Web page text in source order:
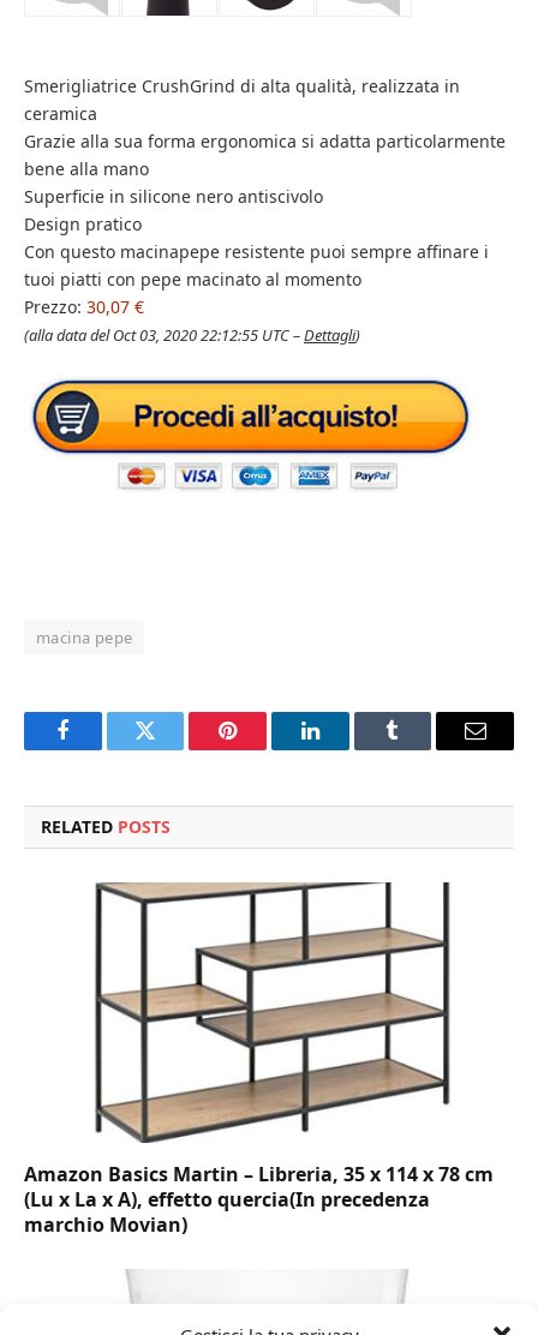
Smerigliatrice CrushGrind di alta qualità, realizzata in
ceramica
Grazie alla sua forma ergonomica si adatta particolarmente
bene alla mano
Superficie in silicone nero antiscivolo
Design pratico
Con questo macinapepe resistente puoi sempre affinare i
tuoi piatti con pepe macinato al momento
Prezzo: 30,07 €
(alla data del Oct 03, 2020 22:12:55 UTC –Dettagli)
macina pepe
FacebookTwitter Pinterest LinkedInTumblr Email
RELATED POSTS
Amazon Basics Martin – Libreria, 35 x 114 x 78 cm
(Lu x La x A), effetto quercia(In precedenza
marchio Movian)